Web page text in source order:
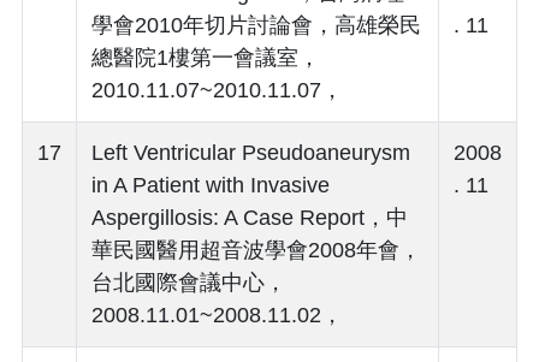
學會2010年切片討論會，高雄榮民
總醫院1樓第一會議室，
2010.11.07~2010.11.07，
. 11
17
Left Ventricular Pseudoaneurysm
in A Patient with Invasive
Aspergillosis: A Case Report，中
華民國醫用超音波學會2008年會，
台北國際會議中心，
2008.11.01~2008.11.02，
2008
. 11